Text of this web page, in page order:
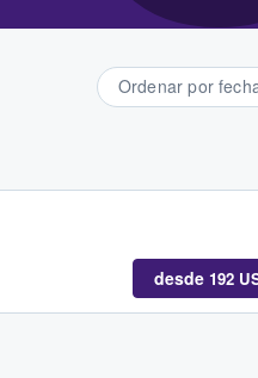
Ordenar por
desde 192